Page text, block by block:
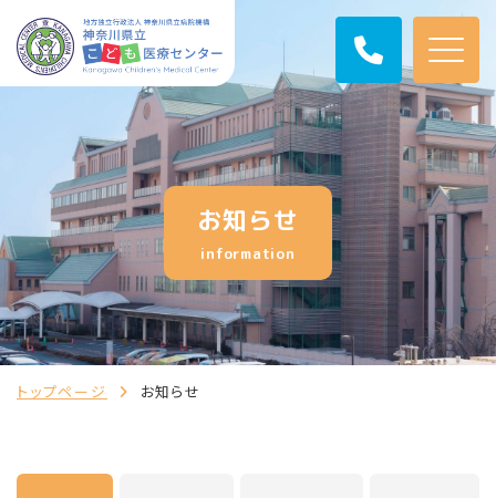
お知らせ
information
トップページ お知らせ